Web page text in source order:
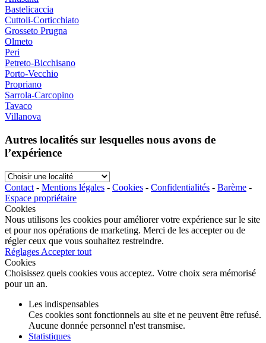
Bastelicaccia
Cuttoli-Corticchiato
Grosseto Prugna
Olmeto
Peri
Petreto-Bicchisano
Porto-Vecchio
Propriano
Sarrola-Carcopino
Tavaco
Villanova
Autres localités sur lesquelles nous avons de
l’expérience
Choisir
une
localité
Contact - Mentions légales - Cookies - Confidentialités - Barème -
Espace propriétaire
Cookies
Nous utilisons les cookies pour améliorer votre expérience sur le site
et pour nos opérations de marketing. Merci de les accepter ou de
régler ceux que vous souhaitez restreindre.
Réglages Accepter tout
Cookies
Choisissez quels cookies vous acceptez. Votre choix sera mémorisé
pour un an.
Les indispensables
Ces cookies sont fonctionnels au site et ne peuvent être refusé.
Aucune donnée personnel n'est transmise.
Statistiques